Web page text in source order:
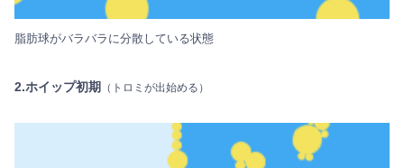
脂肪球がバラバラに分散している状態
2.ホイップ初期 （トロミが出始める）